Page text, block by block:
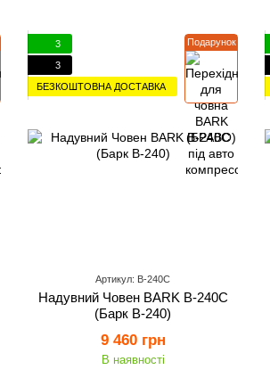
Подарунок
3
3
БЕЗКОШТОВНА ДОСТАВКА
Артикул: B-240C
Надувний Човен BARK B-240C
(Барк В-240)
9 460 грн
В наявності